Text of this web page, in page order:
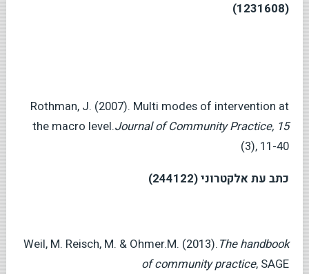
(1231608
)
Rothman, J. (2007). Multi modes of intervention at
the macro level.Journal of Community Practice, 15
(3), 11-40
כתב עת אלקטרוני (244122
)
Weil, M. Reisch, M. & Ohmer.M. (2013).The handbook
of community practice, SAGE